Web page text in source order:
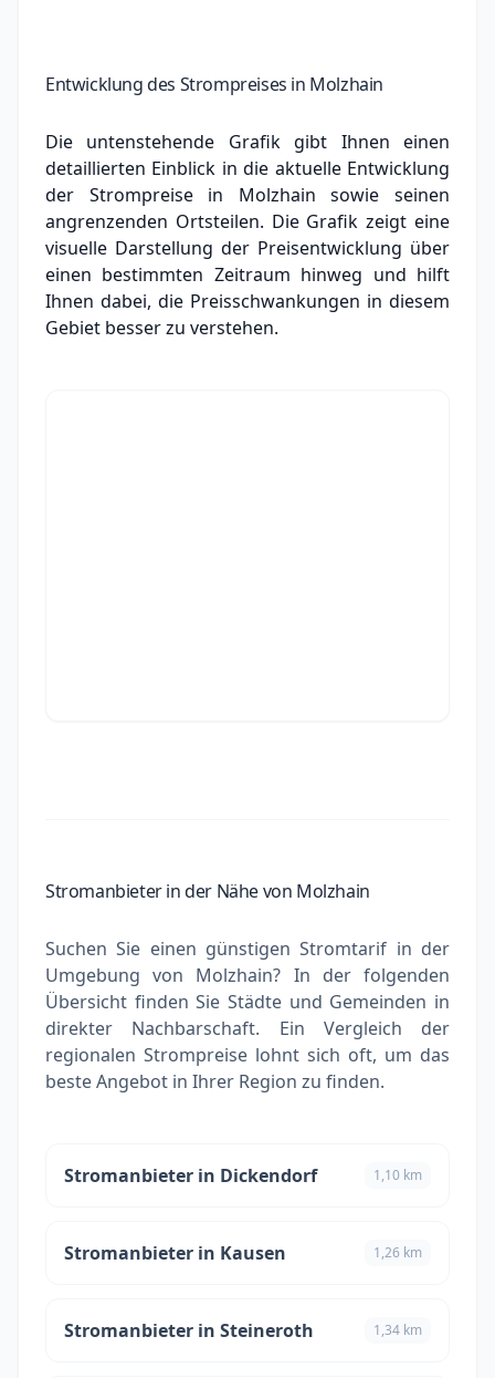
Entwicklung des Strompreises in Molzhain
Die untenstehende Grafik gibt Ihnen einen
detaillierten Einblick in die aktuelle Entwicklung
der Strompreise in Molzhain sowie seinen
angrenzenden Ortsteilen. Die Grafik zeigt eine
visuelle Darstellung der Preisentwicklung über
einen bestimmten Zeitraum hinweg und hilft
Ihnen dabei, die Preisschwankungen in diesem
Gebiet besser zu verstehen.
Stromanbieter in der Nähe von Molzhain
Suchen Sie einen günstigen Stromtarif in der
Umgebung von Molzhain? In der folgenden
Übersicht finden Sie Städte und Gemeinden in
direkter Nachbarschaft. Ein Vergleich der
regionalen Strompreise lohnt sich oft, um das
beste Angebot in Ihrer Region zu finden.
Stromanbieter in Dickendorf 1,10 km
Stromanbieter in Kausen 1,26 km
Stromanbieter in Steineroth 1,34 km